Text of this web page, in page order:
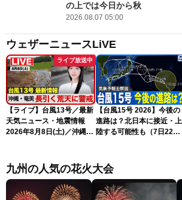
の上では今日から秋
2026.08.07 05:00
ウェザーニュースLiVE
ライブ放送中
【ライブ】台風13号／最新
天気ニュース・地震情報
2026年8月8日(土)／沖縄・
〈ウェザーニュースLiVEモ
ーニング・松本真央／山口
剛央〉
【台風15号 2026】今後の
進路は？北日本に接近・上
陸する可能性も（7日22時
九州の人気の花火大会